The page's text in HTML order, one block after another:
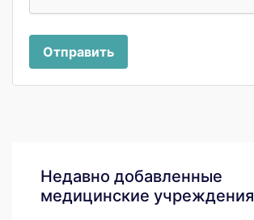
Отправить
Недавно добавленные
медицинские учреждения